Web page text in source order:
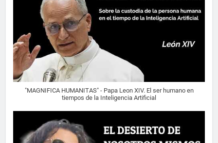
"MAGNIFICA HUMANITAS" - Papa Leon XIV. El ser humano en
tiempos de la Inteligencia Artificial